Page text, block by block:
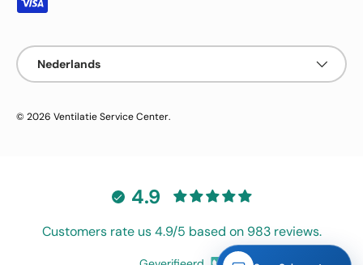
Taal
Nederlands
© 2026 Ventilatie Service Center.
4.9
Customers rate us 4.9/5 based on 983 reviews.